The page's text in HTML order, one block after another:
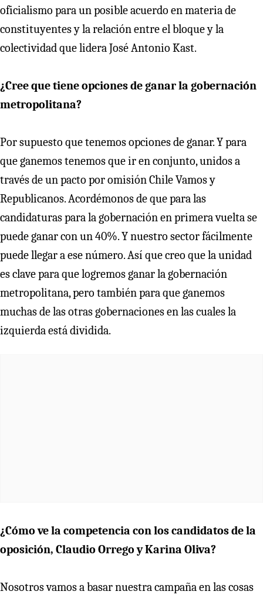
oficialismo para un posible acuerdo en materia de
constituyentes y la relación entre el bloque y la
colectividad que lidera José Antonio Kast.
¿Cree que tiene opciones de ganar la gobernación
metropolitana?
Por supuesto que tenemos opciones de ganar. Y para
que ganemos tenemos que ir en conjunto, unidos a
través de un pacto por omisión Chile Vamos y
Republicanos. Acordémonos de que para las
candidaturas para la gobernación en primera vuelta se
puede ganar con un 40%. Y nuestro sector fácilmente
puede llegar a ese número. Así que creo que la unidad
es clave para que logremos ganar la gobernación
metropolitana, pero también para que ganemos
muchas de las otras gobernaciones en las cuales la
izquierda está dividida.
¿Cómo ve la competencia con los candidatos de la
oposición, Claudio Orrego y Karina Oliva?
Nosotros vamos a basar nuestra campaña en las cosas